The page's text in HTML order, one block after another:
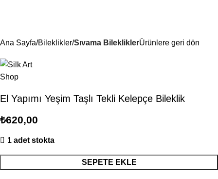
Ana Sayfa Bileklikler Sıvama BilekliklerÜrünlere geri dön
El Yapımı Yeşim Taşlı Tekli Kelepçe Bileklik
₺620,00
1 adet stokta
SEPETE EKLE